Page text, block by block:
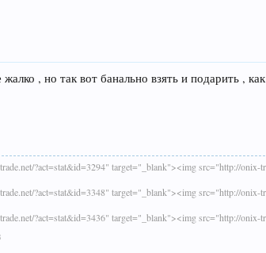
, но так вот банально взять и подарить ,
?act=stat&id=3294" target="_blank"><img src="http://
?act=stat&id=3348" target="_blank"><img src="http://
?act=stat&id=3436" target="_blank"><img src="http://